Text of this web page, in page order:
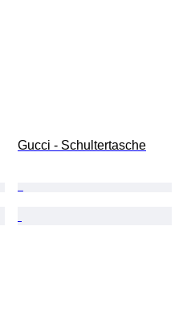
Gucci - Schultertasche